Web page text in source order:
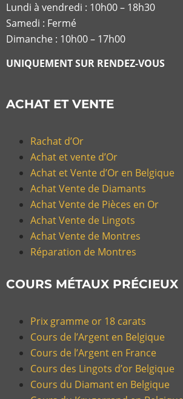
Lundi à vendredi : 10h00 – 18h30
Samedi : Fermé
Dimanche : 10h00 – 17h00
UNIQUEMENT SUR RENDEZ-VOUS
ACHAT ET VENTE
Rachat d’Or
Achat et vente d’Or
Achat et Vente d’Or en Belgique
Achat Vente de Diamants
Achat Vente de Pièces en Or
Achat Vente de Lingots
Achat Vente de Montres
Réparation de Montres
COURS MÉTAUX PRÉCIEUX
Prix gramme or 18 carats
Cours de l’Argent en Belgique
Cours de l’Argent en France
Cours des Lingots d’or Belgique
Cours du Diamant en Belgique